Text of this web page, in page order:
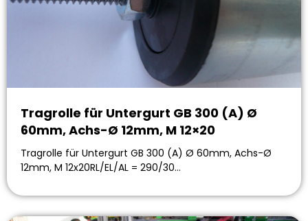
Tragrolle für Untergurt GB 300 (A) Ø
60mm, Achs-Ø 12mm, M 12×20
Tragrolle für Untergurt GB 300 (A) Ø 60mm, Achs-Ø
12mm, M 12x20RL/EL/AL = 290/30…